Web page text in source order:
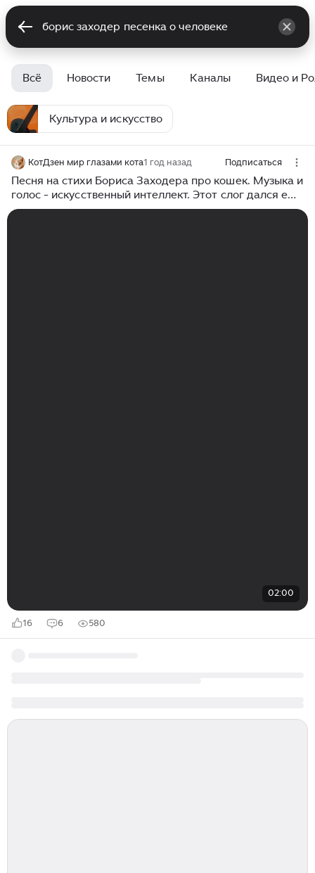
Всё Новости Темы Каналы Видео и
Культура и искусство
КотДзен мир глазами кота1 год назад Подписаться
Песня на стихи Бориса Заходера про кошек. Музыка и
голос - искусственный интеллект. Этот слог дался ему
непросто #песнипрокотиков
02:00
16 6 580